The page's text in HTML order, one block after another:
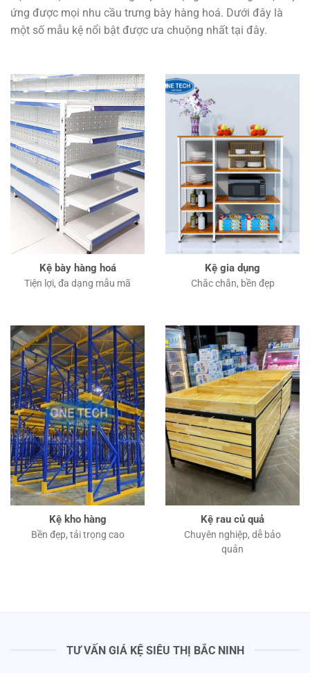
ứng được mọi nhu cầu trưng bày hàng hoá. Dưới đây là
một số mẫu kệ nổi bật được ưa chuộng nhất tại đây.
Kệ bày hàng hoá
Tiện lợi, đa dạng mẫu mã
Kệ gia dụng
Chắc chắn, bền đẹp
Kệ kho hàng
Bền đẹp, tải trọng cao
Kệ rau củ quả
Chuyên nghiệp, dễ bảo
quản
TƯ VẤN GIÁ KỆ SIÊU THỊ BẮC NINH